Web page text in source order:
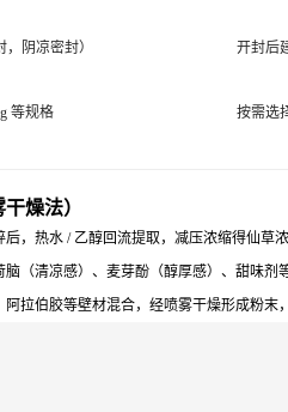
阴凉密封） 开封后
等规格 按需选
燥法）
，热水 / 乙醇回流提取，减压浓缩得仙草
（清凉感）、麦芽酚（醇厚感）、甜味剂
拉伯胶等壁材混合，经喷雾干燥形成粉末